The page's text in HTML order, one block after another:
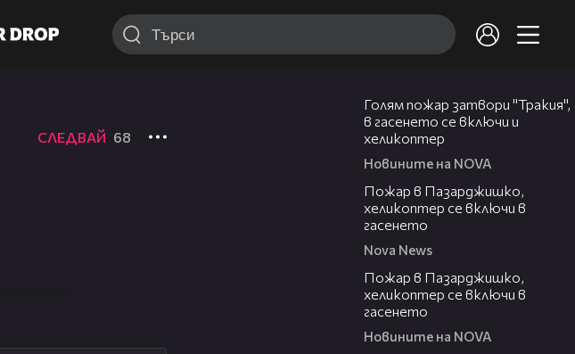
СЛЕДВАЙ 68
Голям пожар затвори "Тракия",
в гасенето се включи и
хеликоптер
Новините на NOVA
Пожар в Пазарджишко,
хеликоптер се включи в
гасенето
Nova News
Пожар в Пазарджишко,
хеликоптер се включи в
гасенето
Новините на NOVA